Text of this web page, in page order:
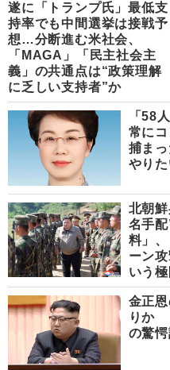
遂に「トランプ氏」最低支
持率でも中間選挙は接戦予
想…分断進む米社会、
「MAGA」「民主社会主
義」の共通点は“政策理解
に乏しい支持者”か
「58
常に
捕ま
やり
北朝
名手
料」
ーン
いう
金正
りか
の驚